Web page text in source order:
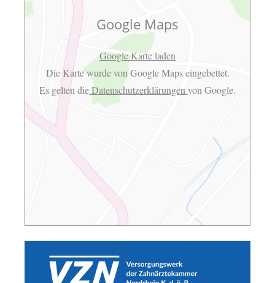
Google Maps
Google Karte laden
Die Karte wurde von Google Maps eingebettet.
Es gelten dieDatenschutzerklärungen von Google.